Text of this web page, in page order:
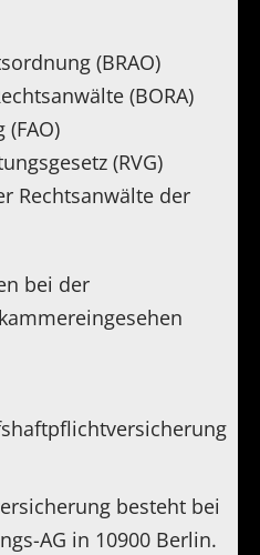
(BRAO)
(BORA)
(RVG)
Rechtsanwälte der
bei der
besteht bei
AG in 10900 Berlin.